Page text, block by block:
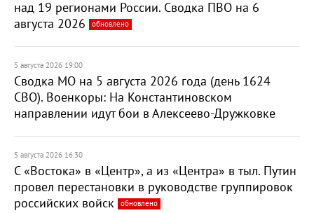
над 19 регионами России. Сводка ПВО на 6
августа 2026
обновлено
5 августа 2026 19:00
Сводка МО на 5 августа 2026 года (день 1624
СВО). Военкоры: На Константиновском
направлении идут бои в Алексеево-Дружковке
5 августа 2026 16:30
С «Востока» в «Центр», а из «Центра» в тыл. Путин
провел перестановки в руководстве группировок
российских войск
обновлено